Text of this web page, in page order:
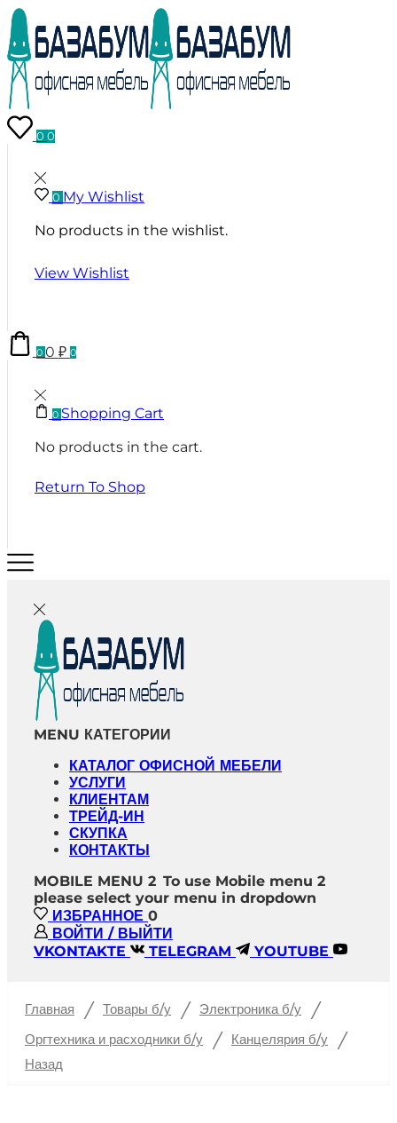
0 0
0 My Wishlist
No products in the wishlist.
View Wishlist
00 ₽ 0
0 Shopping Cart
No products in the cart.
Return To Shop
MENU КАТЕГОРИИ
КАТАЛОГ ОФИСНОЙ МЕБЕЛИ
УСЛУГИ
КЛИЕНТАМ
ТРЕЙД-ИН
СКУПКА
КОНТАКТЫ
MOBILE MENU 2 To use Mobile menu 2
please select your menu in dropdown
ИЗБРАННОЕ 0
ВОЙТИ / ВЫЙТИ
VKONTAKTE
TELEGRAM YOUTUBE
Главная / Товары б/у / Электроника б/у /
Оргтехника и расходники б/у / Канцелярия б/у /
Назад